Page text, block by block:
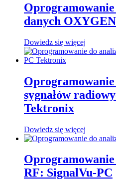
danych
Dowiedz się więcej
sygnałów
Tektronix
Dowiedz się więcej
RF: SignalVu-PC